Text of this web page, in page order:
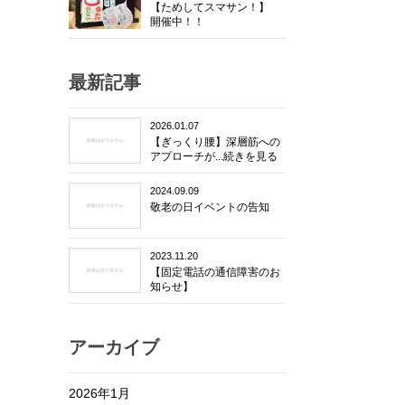
【ためしてスマサン！】
開催中！！
最新記事
2026.01.07
【ぎっくり腰】深層筋への
アプローチが...続きを見る
2024.09.09
敬老の日イベントの告知
2023.11.20
【固定電話の通信障害のお
知らせ】
アーカイブ
2026年1月